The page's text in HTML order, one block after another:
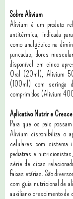
Sobre Alivium
Alivium é um produto
antitérmica, indicada
como analgésico na
pancadas, dores
disponível em cinco
Oral (20ml), Alivium
(100ml) com seringa
comprimidos (Alivium
Aplicativo Nutrir e
Para que os pais
Alivium disponibiliza o
celulares com sistema
pediatras e
série de dicas
faixas etárias. São
com guia nutricional de
auxiliar o crescimento de